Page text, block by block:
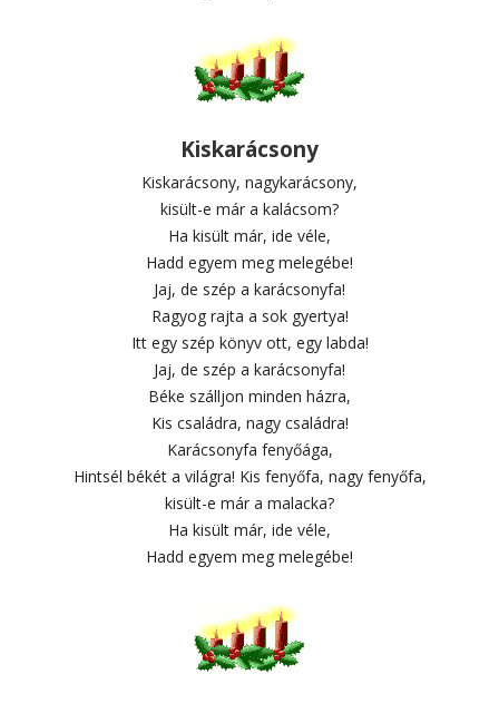
Kiskarácsony
Kiskarácsony, nagykarácsony,
kisült-e már a kalácsom?
Ha kisült már, ide véle,
Hadd egyem meg melegébe!
Jaj, de szép a karácsonyfa!
Ragyog rajta a sok gyertya!
Itt egy szép könyv ott, egy labda!
Jaj, de szép a karácsonyfa!
Béke szálljon minden házra,
Kis családra, nagy családra!
Karácsonyfa fenyőága,
Hintsél békét a világra! Kis fenyőfa, nagy fenyőfa,
kisült-e már a malacka?
Ha kisült már, ide véle,
Hadd egyem meg melegébe!